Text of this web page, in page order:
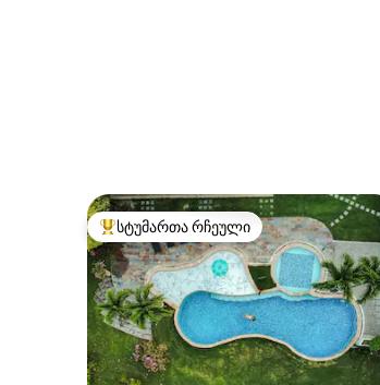
სტუმართა რჩეული მოწინავე ვარიანტი
სტუმართა რჩეული